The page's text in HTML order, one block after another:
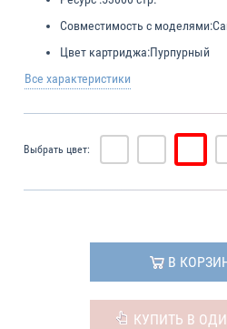
Совместимость с моделями:
Цвет картриджа:Пурпурный
Все характеристики
Выбрать цвет:
В
КУПИТЬ В